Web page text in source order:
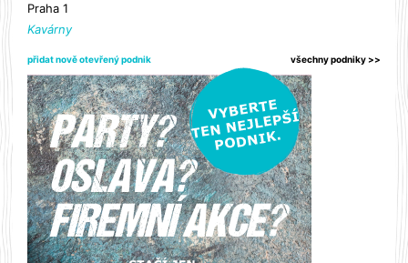
Praha 1
Kavárny
přidat nově otevřený podnik všechny podniky >>